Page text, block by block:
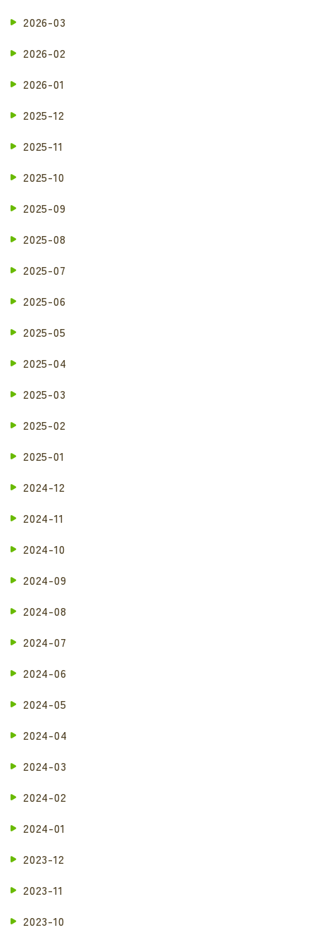
2026-03
2026-02
2026-01
2025-12
2025-11
2025-10
2025-09
2025-08
2025-07
2025-06
2025-05
2025-04
2025-03
2025-02
2025-01
2024-12
2024-11
2024-10
2024-09
2024-08
2024-07
2024-06
2024-05
2024-04
2024-03
2024-02
2024-01
2023-12
2023-11
2023-10